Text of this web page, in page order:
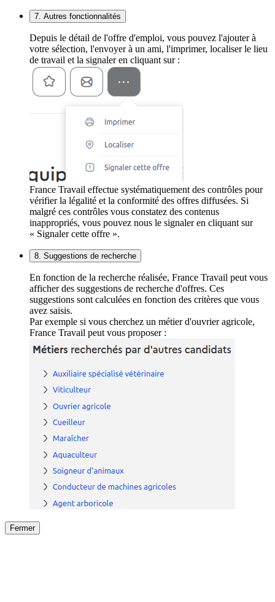
7. Autres fonctionnalités
Depuis le détail de l'offre d'emploi, vous pouvez l'ajouter à
votre sélection, l'envoyer à un ami, l'imprimer, localiser le lieu
de travail et la signaler en cliquant sur :
France Travail effectue systématiquement des contrôles pour
vérifier la légalité et la conformité des offres diffusées. Si
malgré ces contrôles vous constatez des contenus
inappropriés, vous pouvez nous le signaler en cliquant sur
« Signaler cette offre ».
8. Suggestions de recherche
En fonction de la recherche réalisée, France Travail peut vous
afficher des suggestions de recherche d'offres. Ces
suggestions sont calculées en fonction des critères que vous
avez saisis.
Par exemple si vous cherchez un métier d'ouvrier agricole,
France Travail peut vous proposer :
Fermer